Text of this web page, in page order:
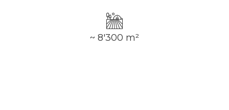
~ 8'300 m²